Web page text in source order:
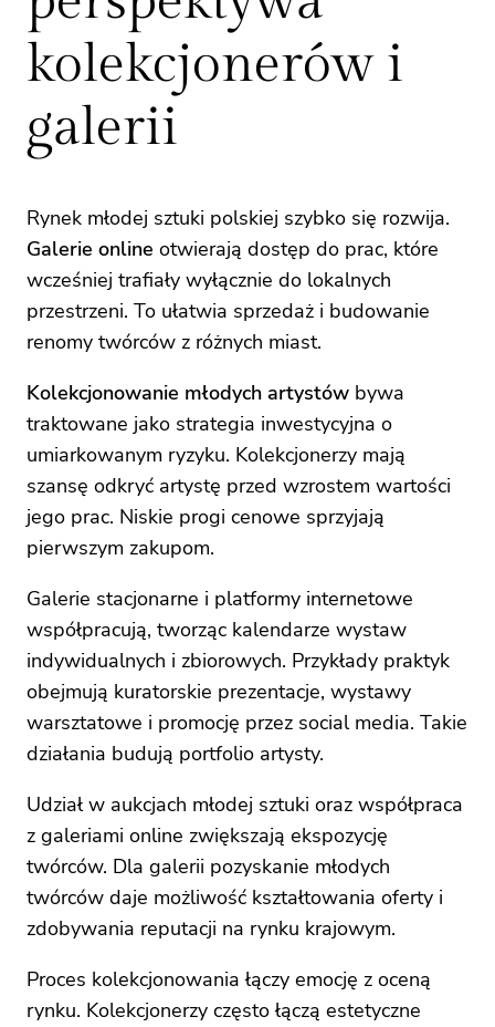
kolekcjonerów i
galerii
Rynek młodej sztuki polskiej szybko się rozwija.
Galerie online otwierają dostęp do prac, które
wcześniej trafiały wyłącznie do lokalnych
przestrzeni. To ułatwia sprzedaż i budowanie
renomy twórców z różnych miast.
Kolekcjonowanie młodych artystów bywa
traktowane jako strategia inwestycyjna o
umiarkowanym ryzyku. Kolekcjonerzy mają
szansę odkryć artystę przed wzrostem wartości
jego prac. Niskie progi cenowe sprzyjają
pierwszym zakupom.
Galerie stacjonarne i platformy internetowe
współpracują, tworząc kalendarze wystaw
indywidualnych i zbiorowych. Przykłady praktyk
obejmują kuratorskie prezentacje, wystawy
warsztatowe i promocję przez social media. Takie
działania budują portfolio artysty.
Udział w aukcjach młodej sztuki oraz współpraca
z galeriami online zwiększają ekspozycję
twórców. Dla galerii pozyskanie młodych
twórców daje możliwość kształtowania oferty i
zdobywania reputacji na rynku krajowym.
Proces kolekcjonowania łączy emocję z oceną
rynku. Kolekcjonerzy często łączą estetyczne